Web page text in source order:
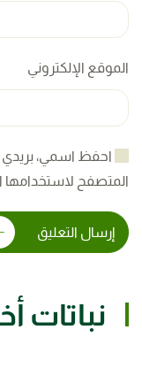
الموقع الإلكتروني
احفظ اسمي، بريدي
المتصفح لاستخدامها
إرسال التعليق
نباتات